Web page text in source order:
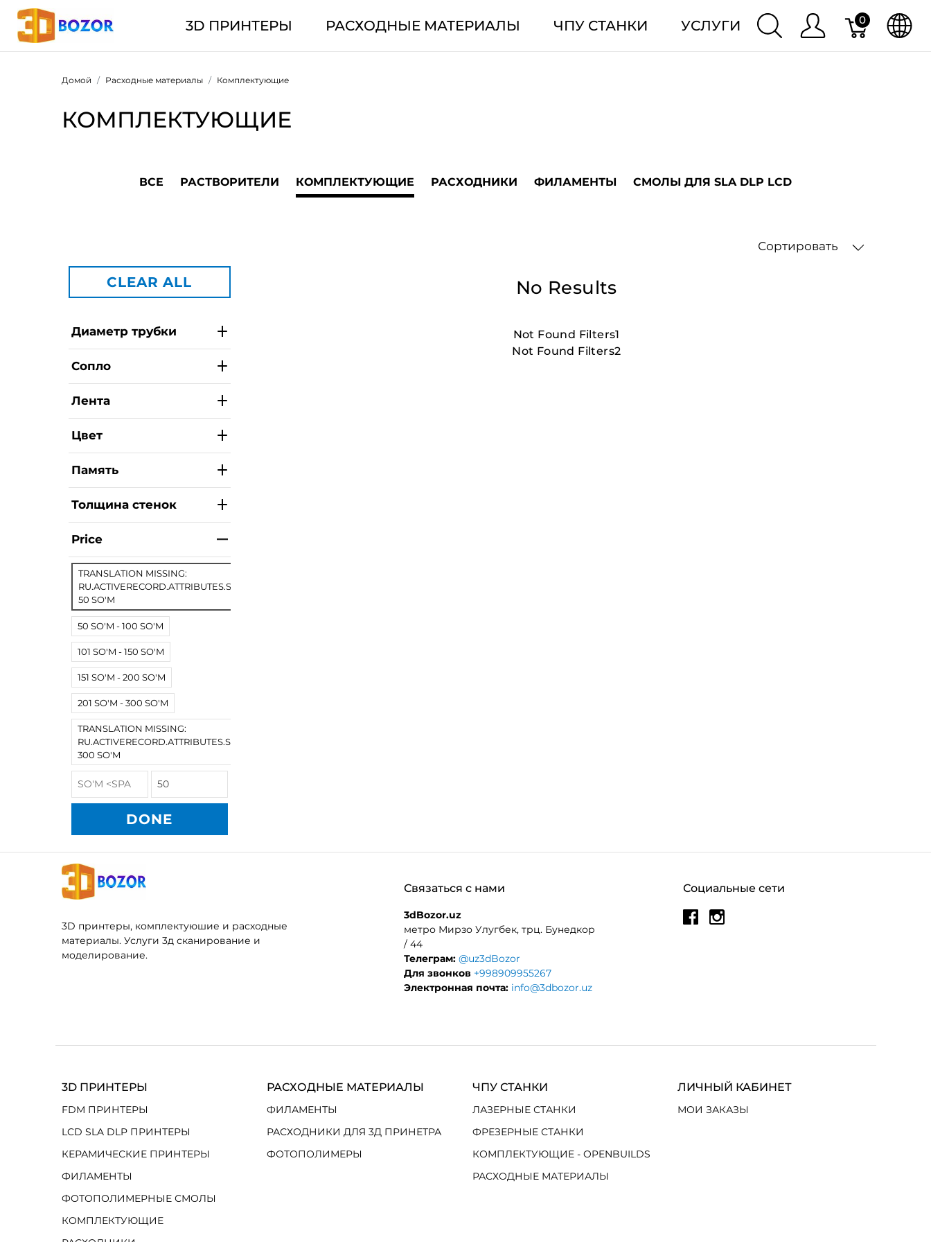
3D ПРИНТЕРЫ РАСХОДНЫЕ МАТЕРИАЛЫ ЧПУ СТАНКИ УСЛУГИ 0
Домой Расходные материалы Комплектующие
КОМПЛЕКТУЮЩИЕ
ВСЕ РАСТВОРИТЕЛИ КОМПЛЕКТУЮЩИЕ РАСХОДНИКИ ФИЛАМЕНТЫ СМОЛЫ ДЛЯ SLA DLP LCD
Сортировать
CLEAR ALL
Диаметр трубки
Сопло
Лента
Цвет
Память
Толщина стенок
Price
TRANSLATION MISSING:
RU.ACTIVERECORD.ATTRIBUTES.SPREE/PRODUCT.LESS_THAN
50 SO'M
50 SO'M - 100 SO'M
101 SO'M - 150 SO'M
151 SO'M - 200 SO'M
201 SO'M - 300 SO'M
TRANSLATION MISSING:
RU.ACTIVERECORD.ATTRIBUTES.SPREE/PRODUCT.MORE_THAN
300 SO'M
DONE
No Results
Not Found Filters1
Not Found Filters2
3D принтеры, комплектуюшие и расходные
материалы. Услуги 3д сканирование и
моделирование.
Социальные сети
Связаться с нами
3dBozor.uz
метро Мирзо Улугбек, трц. Бунедкор
/ 44
Телеграм: @uz3dBozor
Для звонков +998909955267
Электронная почта: info@3dbozor.uz
3D ПРИНТЕРЫ
FDM ПРИНТЕРЫ
LCD SLA DLP ПРИНТЕРЫ
КЕРАМИЧЕСКИЕ ПРИНТЕРЫ
ФИЛАМЕНТЫ
ФОТОПОЛИМЕРНЫЕ СМОЛЫ
КОМПЛЕКТУЮЩИЕ
РАСХОДНЫЕ МАТЕРИАЛЫ
ФИЛАМЕНТЫ
РАСХОДНИКИ ДЛЯ 3Д ПРИНЕТРА
ФОТОПОЛИМЕРЫ
ЧПУ СТАНКИ
ЛАЗЕРНЫЕ СТАНКИ
ФРЕЗЕРНЫЕ СТАНКИ
КОМПЛЕКТУЮЩИЕ - OPENBUILDS
РАСХОДНЫЕ МАТЕРИАЛЫ
ЛИЧНЫЙ КАБИНЕТ
МОИ ЗАКАЗЫ